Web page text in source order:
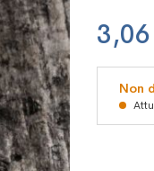
Non